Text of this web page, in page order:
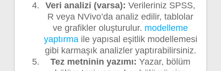
Veri analizi (varsa): Verileriniz SPSS,
R veya NVivo’da analiz edilir, tablolar
ve grafikler oluşturulur. modelleme
yaptırmaile yapısal eşitlik modellemesi
gibi karmaşık analizler yaptırabilirsiniz.
Tez metninin yazımı: Yazar, bölüm